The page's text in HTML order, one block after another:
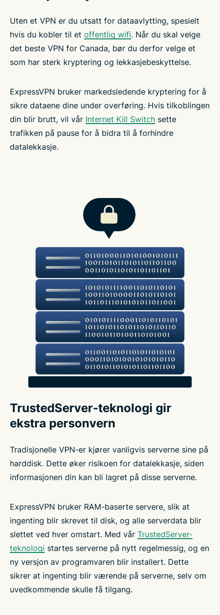
Uten et VPN er du utsatt for dataavlytting, spesielt
hvis du kobler til et offentlig wifi. Når du skal velge
det beste VPN for Canada, bør du derfor velge et
som har sterk kryptering og lekkasjebeskyttelse.
ExpressVPN bruker markedsledende kryptering for å
sikre dataene dine under overføring. Hvis tilkoblingen
din blir brutt, vil vår Internet Kill Switch sette
trafikken på pause for å bidra til å forhindre
datalekkasje.
TrustedServer-teknologi gir
ekstra personvern
Tradisjonelle VPN-er kjører vanligvis serverne sine på
harddisk. Dette øker risikoen for datalekkasje, siden
informasjonen din kan bli lagret på disse serverne.
ExpressVPN bruker RAM-baserte servere, slik at
ingenting blir skrevet til disk, og alle serverdata blir
slettet ved hver omstart. Med vår TrustedServer-
teknologi startes serverne på nytt regelmessig, og en
ny versjon av programvaren blir installert. Dette
sikrer at ingenting blir værende på serverne, selv om
uvedkommende skulle få tilgang.